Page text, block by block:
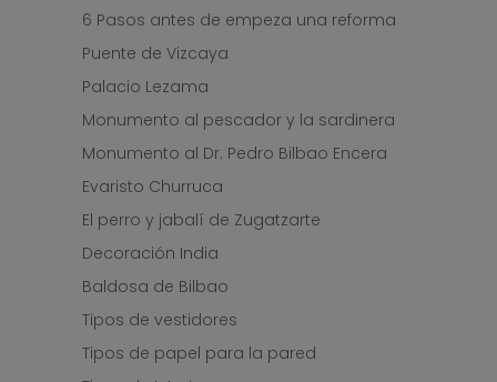
6 Pasos antes de empeza una reforma
Puente de Vizcaya
Palacio Lezama
Monumento al pescador y la sardinera
Monumento al Dr. Pedro Bilbao Encera
Evaristo Churruca
El perro y jabalí de Zugatzarte
Decoración India
Baldosa de Bilbao
Tipos de vestidores
Tipos de papel para la pared